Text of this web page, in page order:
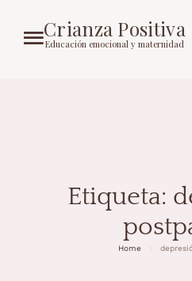
Crianza Positiva
Educación emocional y maternidad
Etiqueta:
Home